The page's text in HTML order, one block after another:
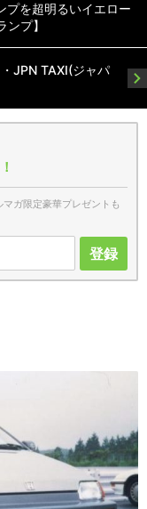
プを超明るいイエロー
プ】
JPN TAXI(ジャパ
ガ限定豪華プレゼントも
登録